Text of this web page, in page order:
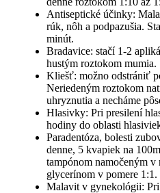
Antiseptické účinky:
rúk, nôh a podpazušia.
minút.
Bradavice: stačí 1-2
hustým roztokom mumia.
Kliešť: možno odstrániť
Neriedeným roztokom
uhryznutia a necháme
Hlasivky: Pri presilení
hodiny do oblasti
Paradentóza, bolesti
denne, 5 kvapiek na
tampónom namočeným v
glycerínom v pomere 1:1.
Malavit v gynekológii: